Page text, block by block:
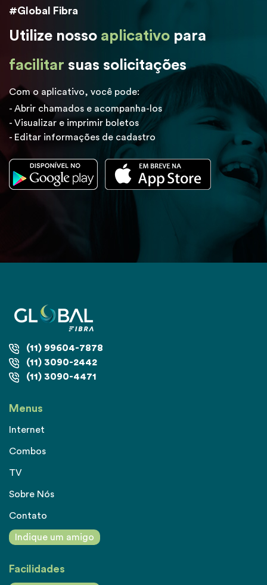
#Global Fibra
Utilize nosso aplicativo para
facilitar suas solicitações
Com o aplicativo, você pode:
- Abrir chamados e acompanha-los
- Visualizar e imprimir boletos
- Editar informações de cadastro
(11) 99604-7878
(11) 3090-2442
(11) 3090-4471
Menus
Internet
Combos
TV
Sobre Nós
Contato
Indique um amigo
Facilidades